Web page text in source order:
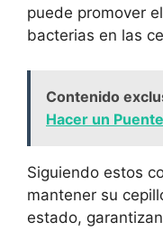
puede promover
bacterias en las
Contenido
Hacer un
Siguiendo estos
mantener su
estado,